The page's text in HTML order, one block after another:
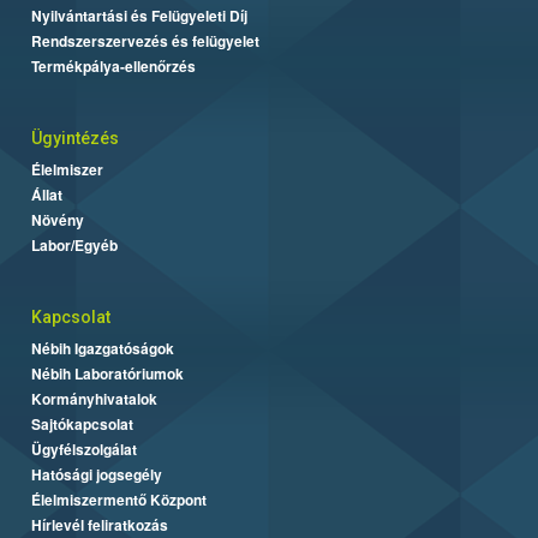
Nyilvántartási és Felügyeleti Díj
Rendszerszervezés és felügyelet
Termékpálya-ellenőrzés
Ügyintézés
Élelmiszer
Állat
Növény
Labor/Egyéb
Kapcsolat
Nébih Igazgatóságok
Nébih Laboratóriumok
Kormányhivatalok
Sajtókapcsolat
Ügyfélszolgálat
Hatósági jogsegély
Élelmiszermentő Központ
Hírlevél feliratkozás